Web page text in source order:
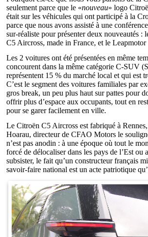
seulement parce que le «nouveau» logo
était sur les véhicules qui ont participé à la
parce que nous avons assisté à une
sur-réaliste pour présenter deux nouveautés :
C5 Aircross, made in France, et le
Les 2 voitures ont été présentées en même
concourent dans la même catégorie C-SUV
représentent 15 % du marché local et qui est
C’est le segment des voitures familiales par
gros break, un peu plus haut sur pattes pour
offrir plus d’espace aux occupants, tout en
pour se garer facilement en ville.
Le Citroën C5 Aircross est fabriqué à
Hoarau, directeur de CFAO Motors le
n’est pas anodin : à une époque où tout le
forcé de délocaliser dans les pays de l’Est ou
subsister, le fait qu’un constructeur français
savoir-faire national est un acte patriotique